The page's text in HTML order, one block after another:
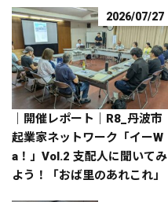
2026/07/27
｜開催レポート｜R8_丹波市
起業家ネットワーク「イーW
a！」Vol.2 支配人に聞いてみ
よう！「おば里のあれこれ」